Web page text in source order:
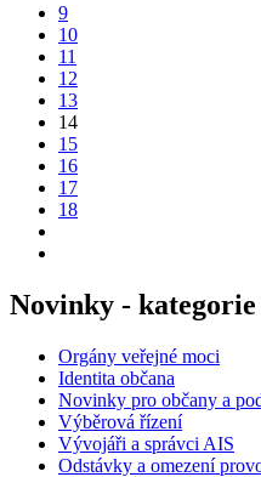
9
10
11
12
13
14
15
16
17
18
Novinky - kategorie
Orgány veřejné moci
Identita občana
Novinky pro občany a
Výběrová řízení
Vývojáři a správci AIS
Odstávky a omezení